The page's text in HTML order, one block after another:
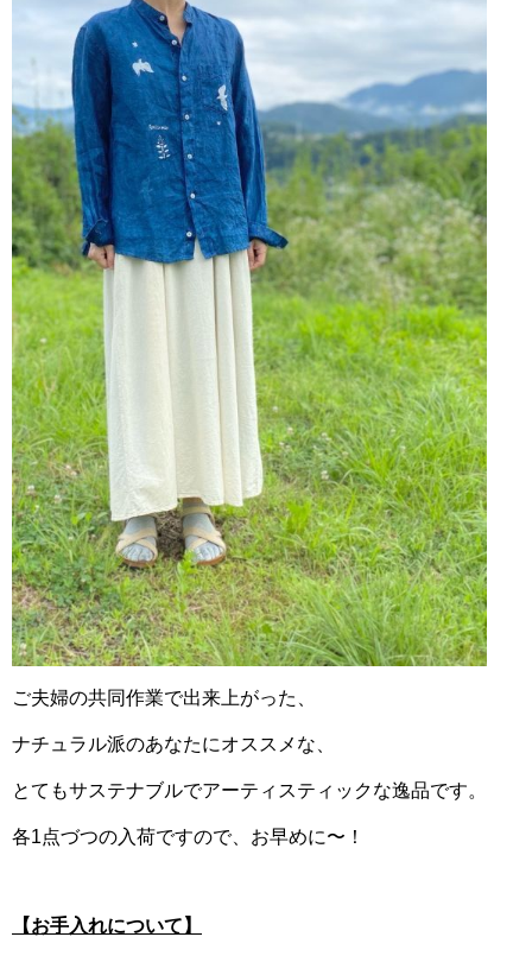
ご夫婦の共同作業で出来上がった、
ナチュラル派のあなたにオススメな、
とてもサステナブルでアーティスティックな逸品です。
各1点づつの入荷ですので、お早めに〜！
【お手入れについて】